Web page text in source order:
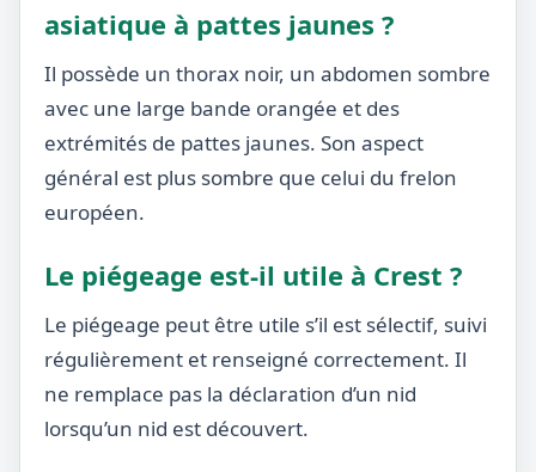
asiatique à pattes jaunes ?
Il possède un thorax noir, un abdomen sombre
avec une large bande orangée et des
extrémités de pattes jaunes. Son aspect
général est plus sombre que celui du frelon
européen.
Le piégeage est-il utile à Crest ?
Le piégeage peut être utile s’il est sélectif, suivi
régulièrement et renseigné correctement. Il
ne remplace pas la déclaration d’un nid
lorsqu’un nid est découvert.